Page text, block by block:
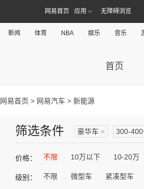
网易首页 应用 无障碍浏览
新闻 体育 NBA 娱乐 音乐
首页
网易首页 > 网易汽车 > 新能源
筛选条件 豪华车 × 300-400
价格： 不限 10万以下 10-20万
级别： 不限 微型车 紧凑型车